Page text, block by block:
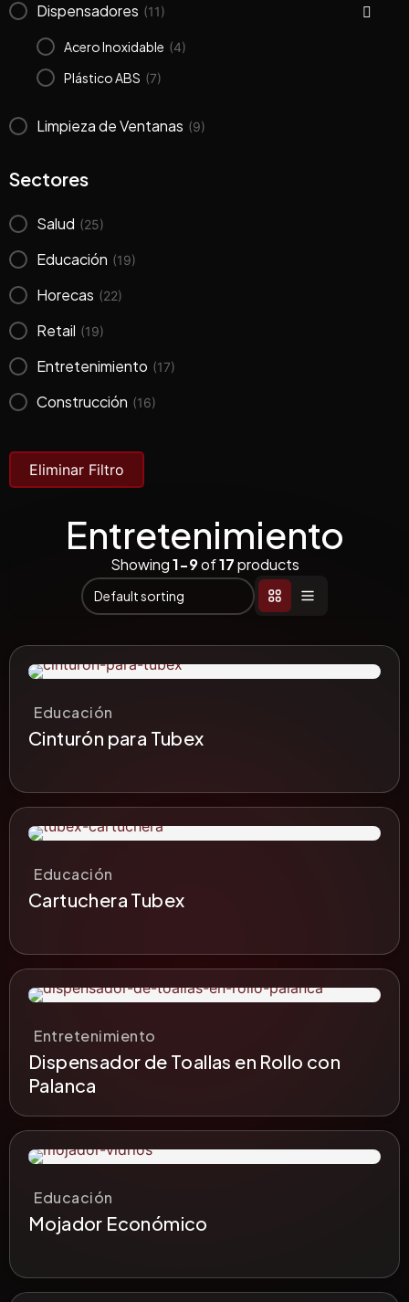
Dispensadores (11)
Acero Inoxidable (4)
Plástico ABS (7)
Limpieza de Ventanas (9)
Sectores
Salud (25)
Educación (19)
Horecas (22)
Retail (19)
Entretenimiento (17)
Construcción (16)
Eliminar Filtro
Entretenimiento
Showing1-9of17products
Educación
Cinturón para Tubex
Educación
Cartuchera Tubex
Entretenimiento
Dispensador de Toallas en Rollo con
Palanca
Educación
Mojador Económico